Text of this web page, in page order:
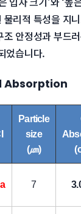
리적 특성을 지
안정성과 부드
었습니다.
Absorption
Particle
size
(㎛)
7